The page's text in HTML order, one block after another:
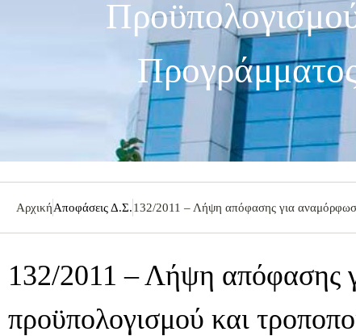
ΑρχικήΑποφάσεις Δ.Σ.132/2011 – Λήψη απόφασης για
132/2011 – Λήψη απόφασης
προϋπολογισμού και